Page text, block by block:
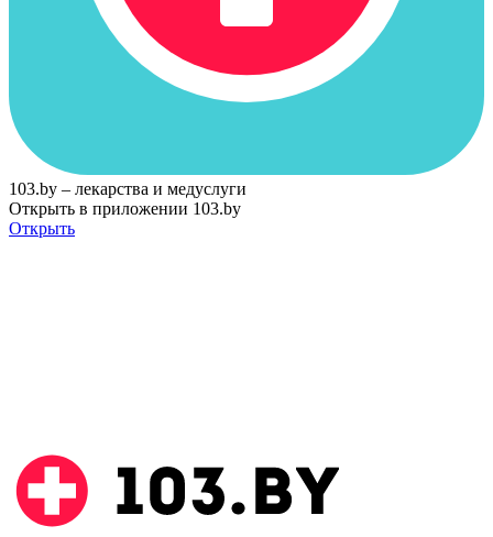
103.by – лекарства и медуслуги
Открыть в приложении 103.by
Открыть